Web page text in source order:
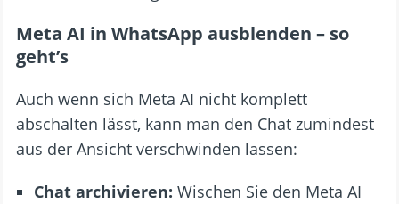
Meta AI in WhatsApp ausblenden – so
geht’s
Auch wenn sich Meta AI nicht komplett
abschalten lässt, kann man den Chat zumindest
aus der Ansicht verschwinden lassen:
Chat archivieren: Wischen Sie den Meta AI